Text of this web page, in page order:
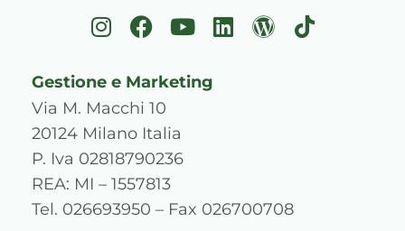
I
n
t
a
g
r
a
m
F
a
e
b
o
o
k
Y
o
t
e
L
i
W
o
s
T
i
Gestione e Marketing
Via M. Macchi 10
20124 Milano Italia
P. Iva 02818790236
REA: MI – 1557813
Tel. 026693950 – Fax 026700708